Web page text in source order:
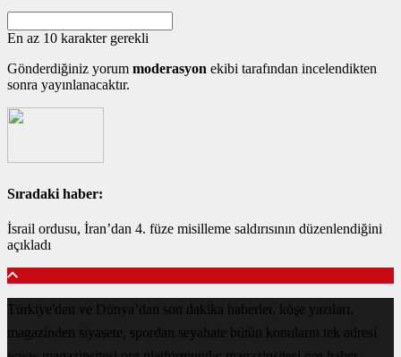
En az 10 karakter gerekli
Gönderdiğiniz yorum moderasyon ekibi tarafından incelendikten
sonra yayınlanacaktır.
Sıradaki haber:
İsrail ordusu, İran’dan 4. füze misilleme saldırısının düzenlendiğini
açıkladı
Türkiye'den ve Dünya’dan son dakika haberler, köşe yazıları,
magazinden siyasete, spordan seyahate bütün konuların tek adresi